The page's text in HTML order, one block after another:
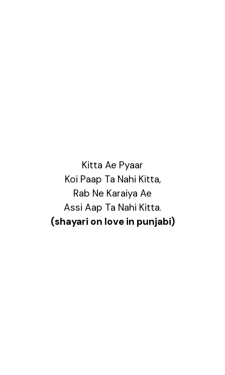
Kitta Ae Pyaar
Koi Paap Ta Nahi Kitta,
Rab Ne Karaiya Ae
Assi Aap Ta Nahi Kitta.
(shayari on love in punjabi)